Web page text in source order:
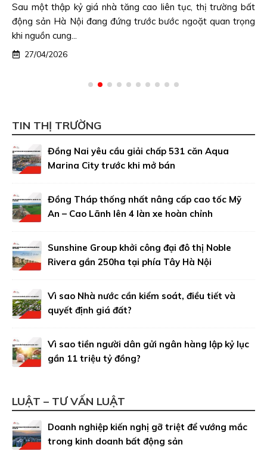
Sau một thập kỷ giá nhà tăng cao liên tục, thị trường bất
động sản Hà Nội đang đứng trước bước ngoặt quan trọng
khi nguồn cung...
27/04/2026
TIN THỊ TRƯỜNG
Đồng Nai yêu cầu giải chấp 531 căn Aqua
Marina City trước khi mở bán
Đồng Tháp thống nhất nâng cấp cao tốc Mỹ
An – Cao Lãnh lên 4 làn xe hoàn chỉnh
Sunshine Group khởi công đại đô thị Noble
Rivera gần 250ha tại phía Tây Hà Nội
Vì sao Nhà nước cần kiểm soát, điều tiết và
quyết định giá đất?
Vì sao tiền người dân gửi ngân hàng lập kỷ lục
gần 11 triệu tỷ đồng?
LUẬT – TƯ VẤN LUẬT
Doanh nghiệp kiến nghị gỡ triệt để vướng mắc
trong kinh doanh bất động sản